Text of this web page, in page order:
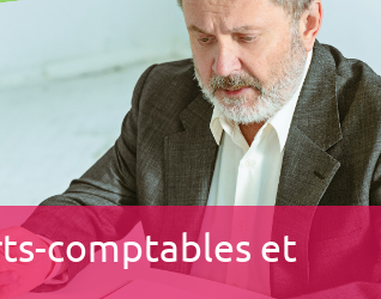
comptables et